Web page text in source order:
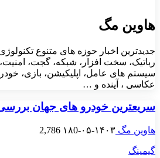
هاوین مگ
جدیدترین اخبار حوزه های متنوع
رباتیک، سخت افزار، شبکه، گجت،
سیستم های عامل، اپلیکیشن، بازی،
عکاسی ، آینده و …
سریعترین خودرو های جهان
هاوین مگ ۱۴۰۳-۰۵-۱۸ 0
2,786
گیمینگ